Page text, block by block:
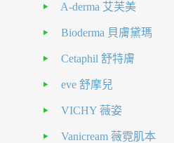
A-derma 艾芙美
Bioderma 貝膚黛瑪
Cetaphil 舒特膚
eve 舒摩兒
VICHY 薇姿
Vanicream 薇霓肌本